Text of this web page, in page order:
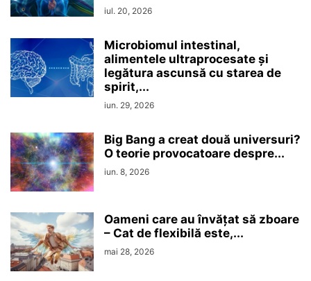
iul. 20, 2026
Microbiomul intestinal,
alimentele ultraprocesate şi
legătura ascunsă cu starea de
spirit,...
iun. 29, 2026
Big Bang a creat două universuri?
O teorie provocatoare despre...
iun. 8, 2026
Oameni care au învățat să zboare
– Cat de flexibilă este,...
mai 28, 2026